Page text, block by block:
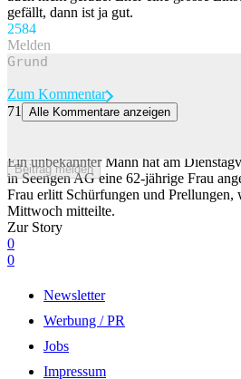
gefällt, dann ist ja gut.
2584
Melden
Beitrag melden
Zum Kommentar
71
Alle Kommentare anzeigen
Ein unbekannter Mann hat am
in Seengen AG eine 62-jährige Frau
Frau erlitt Schürfungen und
Mittwoch mitteilte.
Zur Story
0
0
Newsletter
Werbung / PR
Jobs
Impressum